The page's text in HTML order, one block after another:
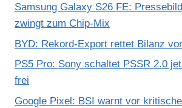
Samsung Galaxy S26 FE:
zwingt zum Chip-Mix
BYD: Rekord-Export rettet Bilanz
PS5 Pro: Sony schaltet PSSR 2.0
frei
Google Pixel: BSI warnt vor